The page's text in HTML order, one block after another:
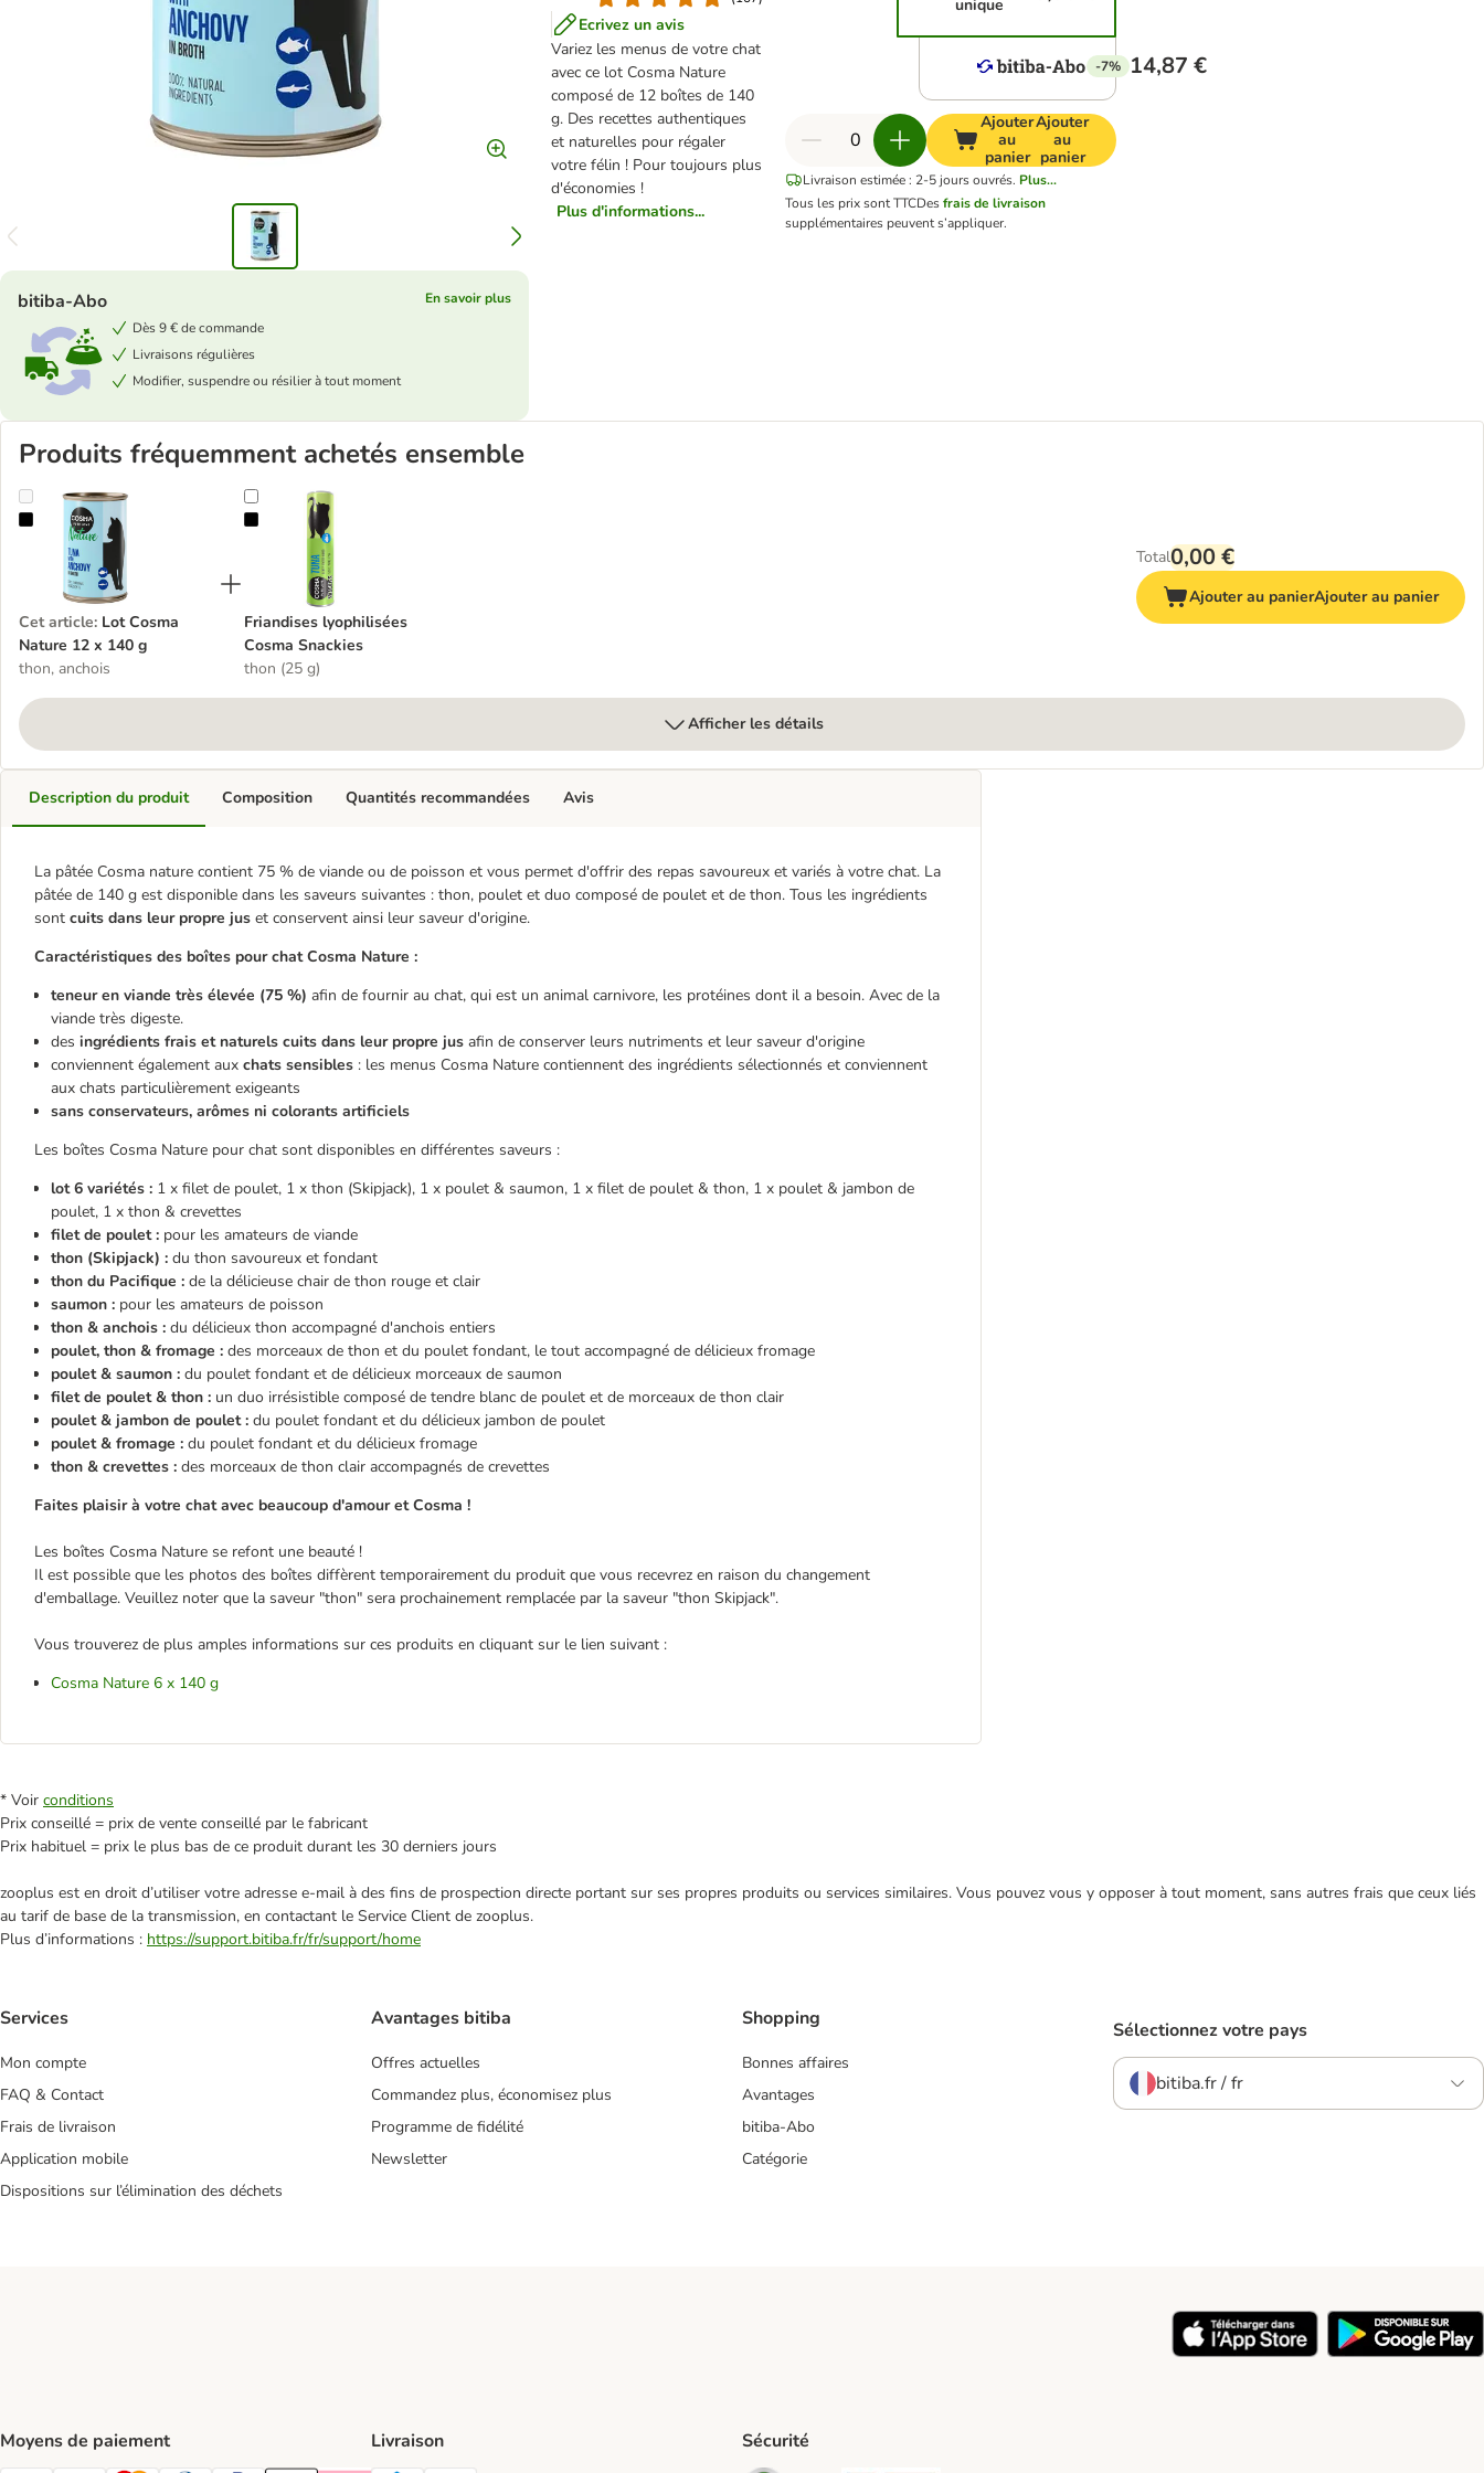
Ecrivez un avis
Variez les menus de votre chat
avec ce lot Cosma Nature
composé de 12 boîtes de 140
g. Des recettes authentiques
et naturelles pour régaler
votre félin ! Pour toujours plus
d'économies !
Plus d'informations...
bitiba-Abo
En savoir plus
Dès 9 € de commande
Livraisons régulières
Modifier, suspendre ou résilier à tout moment
unique
-7% 14,87 €
Ajouter
au
panier
Ajouter
au
panier
Livraison estimée : 2-5 jours ouvrés. Plus...
Tous les prix sont TTCDesfrais de livraison
supplémentaires peuvent s’appliquer.
Produits fréquemment achetés ensemble
Lot Cosma Nature 12 x 140 g
Cet article: Lot Cosma
Nature 12 x 140 g
thon, anchois
Friandises lyophilisées Cosma Snackies
Friandises lyophilisées
Cosma Snackies
thon (25 g)
Total0,00 €
Ajouter au panierAjouter au panier
Afficher les détails
Description du produit
La pâtée Cosma nature contient 75 % de viande ou de poisson et vous permet d'offrir des repas savoureux et variés à votre chat. La
pâtée de 140 g est disponible dans les saveurs suivantes : thon, poulet et duo composé de poulet et de thon. Tous les ingrédients
sont cuits dans leur propre jus et conservent ainsi leur saveur d'origine.
Caractéristiques des boîtes pour chat Cosma Nature :
teneur en viande très élevée (75 %) afin de fournir au chat, qui est un animal carnivore, les protéines dont il a besoin. Avec de la
viande très digeste.
des ingrédients frais et naturels cuits dans leur propre jus afin de conserver leurs nutriments et leur saveur d'origine
conviennent également aux chats sensibles : les menus Cosma Nature contiennent des ingrédients sélectionnés et conviennent
aux chats particulièrement exigeants
sans conservateurs, arômes ni colorants artificiels
Les boîtes Cosma Nature pour chat sont disponibles en différentes saveurs :
lot 6 variétés : 1 x filet de poulet, 1 x thon (Skipjack), 1 x poulet & saumon, 1 x filet de poulet & thon, 1 x poulet & jambon de
poulet, 1 x thon & crevettes
filet de poulet : pour les amateurs de viande
thon (Skipjack) : du thon savoureux et fondant
thon du Pacifique : de la délicieuse chair de thon rouge et clair
saumon : pour les amateurs de poisson
thon & anchois : du délicieux thon accompagné d'anchois entiers
poulet, thon & fromage : des morceaux de thon et du poulet fondant, le tout accompagné de délicieux fromage
poulet & saumon : du poulet fondant et de délicieux morceaux de saumon
filet de poulet & thon : un duo irrésistible composé de tendre blanc de poulet et de morceaux de thon clair
poulet & jambon de poulet : du poulet fondant et du délicieux jambon de poulet
poulet & fromage : du poulet fondant et du délicieux fromage
thon & crevettes : des morceaux de thon clair accompagnés de crevettes
Faites plaisir à votre chat avec beaucoup d'amour et Cosma !
Les boîtes Cosma Nature se refont une beauté !
Il est possible que les photos des boîtes diffèrent temporairement du produit que vous recevrez en raison du changement
d'emballage. Veuillez noter que la saveur "thon" sera prochainement remplacée par la saveur "thon Skipjack".
Vous trouverez de plus amples informations sur ces produits en cliquant sur le lien suivant :
Cosma Nature 6 x 140 g
Composition Quantités recommandées Avis
* Voir conditions
Prix conseillé = prix de vente conseillé par le fabricant
Prix habituel = prix le plus bas de ce produit durant les 30 derniers jours
zooplus est en droit d’utiliser votre adresse e‑mail à des fins de prospection directe portant sur ses propres produits ou services similaires. Vous pouvez vous y opposer à tout moment, sans autres frais que ceux liés
au tarif de base de la transmission, en contactant le Service Client de zooplus.
Plus d’informations : https://support.bitiba.fr/fr/support/home
Services
Mon compte
FAQ & Contact
Frais de livraison
Application mobile
Dispositions sur l’élimination des déchets
Avantages bitiba
Offres actuelles
Commandez plus, économisez plus
Programme de fidélité
Newsletter
Shopping
Bonnes affaires
Avantages
bitiba-Abo
Catégorie
Sélectionnez votre pays
bitiba.fr / fr
Moyens de paiement Livraison Sécurité